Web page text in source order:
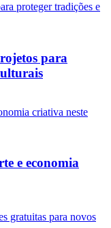
para
e economia